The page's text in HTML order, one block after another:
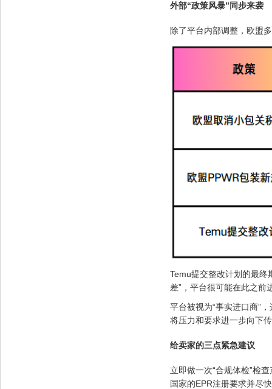
外部“政策风暴”同步来袭
除了平台内部调整，欧盟
Temu提交整改计划的最终
差”，平台很可能在此之前
平台被视为“事实进口商”
将压力和要求进一步向下
给卖家的三点紧急建议
立即做一次“合规体检”检
国家的EPR注册要求并尽